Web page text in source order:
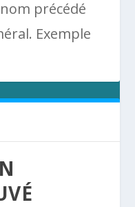
précédé
Exemple